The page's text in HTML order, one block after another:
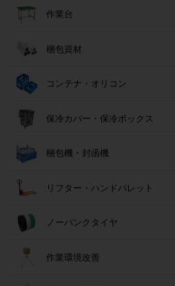
作業台
梱包資材
コンテナ・オリコン
保冷カバー・保冷ボックス
梱包機・封函機
リフター・ハンドパレット
ノーパンクタイヤ
作業環境改善